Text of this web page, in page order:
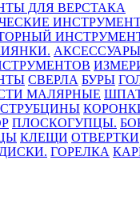
ДЛЯ ВЕРСТАКА
СВЕРЛА БУРЫ
МАЛЯРНЫЕ
СТРУБЦИНЫ
ПЛОСКОГУПЦЫ.
КЛЕЩИ ОТВЕРТКИ
ДИСКИ. ГОРЕЛКА